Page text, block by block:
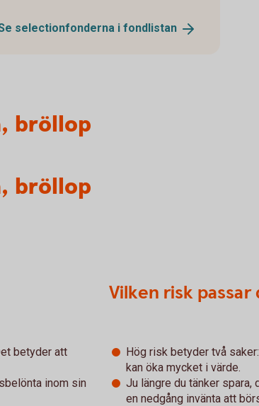
selectionfonderna i fondlistan
bröllop
bröllop
betyder att
inom sin
Vilken risk passar
Hög risk betyder två
kan öka mycket i värde.
Ju längre du tänker spara,
en nedgång invänta att